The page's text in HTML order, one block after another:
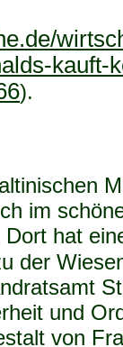
kauft-
).
im
hat
der
und
von